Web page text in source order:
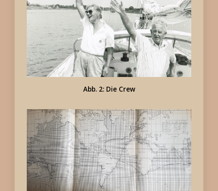
Abb. 2: Die Crew